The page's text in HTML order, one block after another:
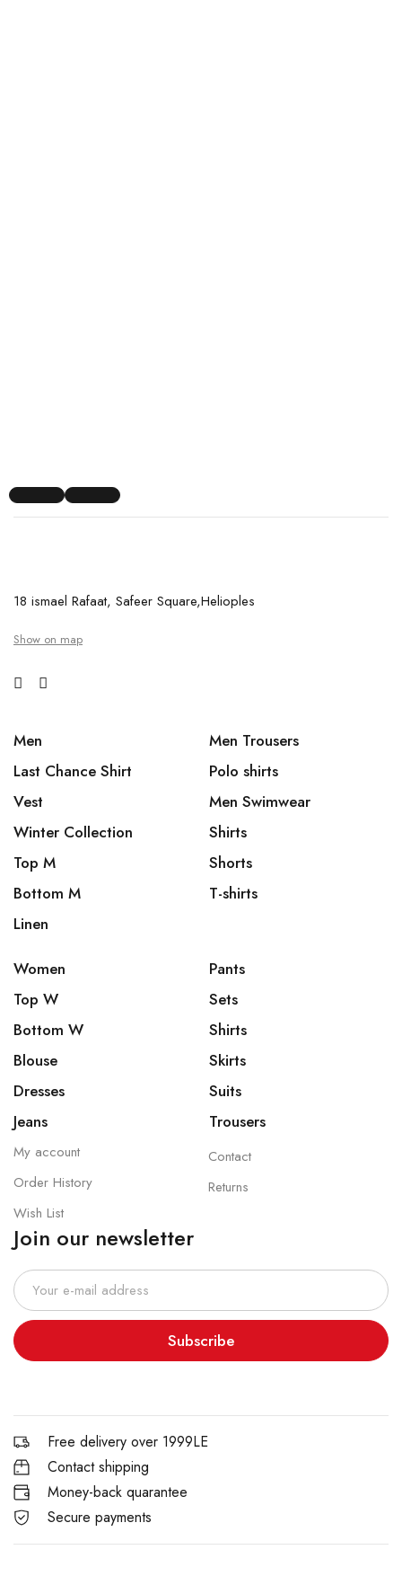
18 ismael Rafaat, Safeer Square,Helioples
Show on map
Men
Last Chance Shirt
Vest
Winter Collection
Top M
Bottom M
Linen
Men Trousers
Polo shirts
Men Swimwear
Shirts
Shorts
T-shirts
Women
Top W
Bottom W
Blouse
Dresses
Jeans
Pants
Sets
Shirts
Skirts
Suits
Trousers
My account
Order History
Wish List
Contact
Returns
Join our newsletter
Subscribe
Free delivery over 1999LE
Contact shipping
Money-back quarantee
Secure payments